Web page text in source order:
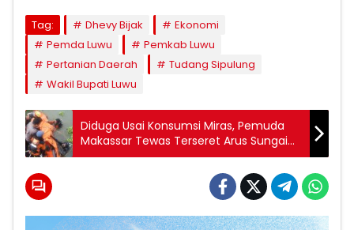
Tag: Dhevy Bijak
Ekonomi
Pemda Luwu
Pemkab Luwu
Pertanian Daerah
Tudang Sipulung
Wakil Bupati Luwu
Diduga Usai Konsumsi Miras, Pemuda
Makassar Tewas Terseret Arus Sungai
Pampang